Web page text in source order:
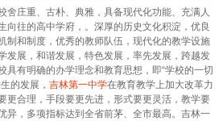
舍庄重、古朴、典雅，具备现代化功能、充满人
向往的高中学府，。深厚的历史文化积淀，优良
制和制度，优秀的教师队伍，现代化的教学设施
发展，和谐发展，特色发展，率先发展，跨越发
具有明确的办学理念和教育思想，即“学校的一切
的发展， 吉林第一中学在教育教学上加大改革力
更合理，手段要更先进，形式要更灵活，教学要
异，多项指标达到全省前茅、全市最高。吉林一